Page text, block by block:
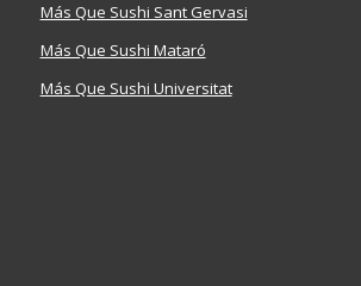
Más Que Sushi Sant Gervasi
Más Que Sushi Mataró
Más Que Sushi Universitat